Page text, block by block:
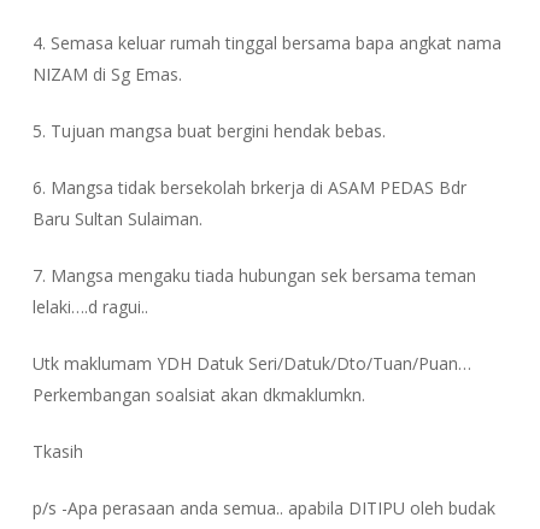
4. Semasa keluar rumah tinggal bersama bapa angkat nama
NIZAM di Sg Emas.
5. Tujuan mangsa buat bergini hendak bebas.
6. Mangsa tidak bersekolah brkerja di ASAM PEDAS Bdr
Baru Sultan Sulaiman.
7. Mangsa mengaku tiada hubungan sek bersama teman
lelaki….d ragui..
Utk maklumam YDH Datuk Seri/Datuk/Dto/Tuan/Puan…
Perkembangan soalsiat akan dkmaklumkn.
Tkasih
p/s -Apa perasaan anda semua.. apabila DITIPU oleh budak